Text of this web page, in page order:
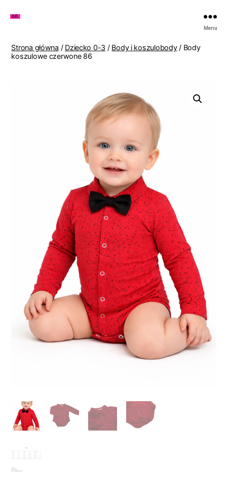
Lenki
Menu
Strona główna / Dziecko 0-3 / Body i koszulobody/ Body
koszulowe czerwone 86